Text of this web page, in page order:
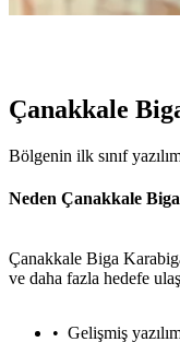
Çanakkale
Bölgenin ilk sınıf
Neden Çanakkale
Çanakkale Biga
ve daha fazla hedefe
Gelişmiş